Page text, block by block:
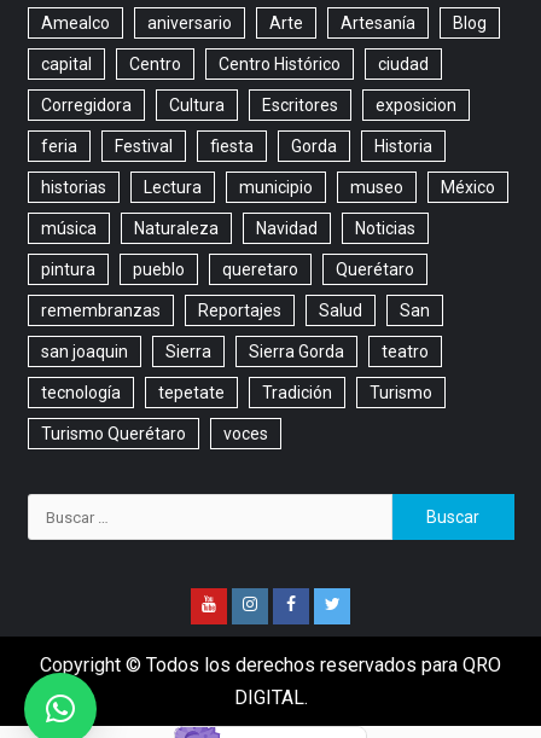
Amealco aniversario Arte Artesanía Blog
capital Centro Centro Histórico ciudad
Corregidora Cultura Escritores exposicion
feria Festival fiesta Gorda Historia
historias Lectura municipio museo México
música Naturaleza Navidad Noticias
pintura pueblo queretaro Querétaro
remembranzas Reportajes Salud San
san joaquin Sierra Sierra Gorda teatro
tecnología tepetate Tradición Turismo
Turismo Querétaro voces
Copyright © Todos los derechos reservados para QRO
DIGITAL.